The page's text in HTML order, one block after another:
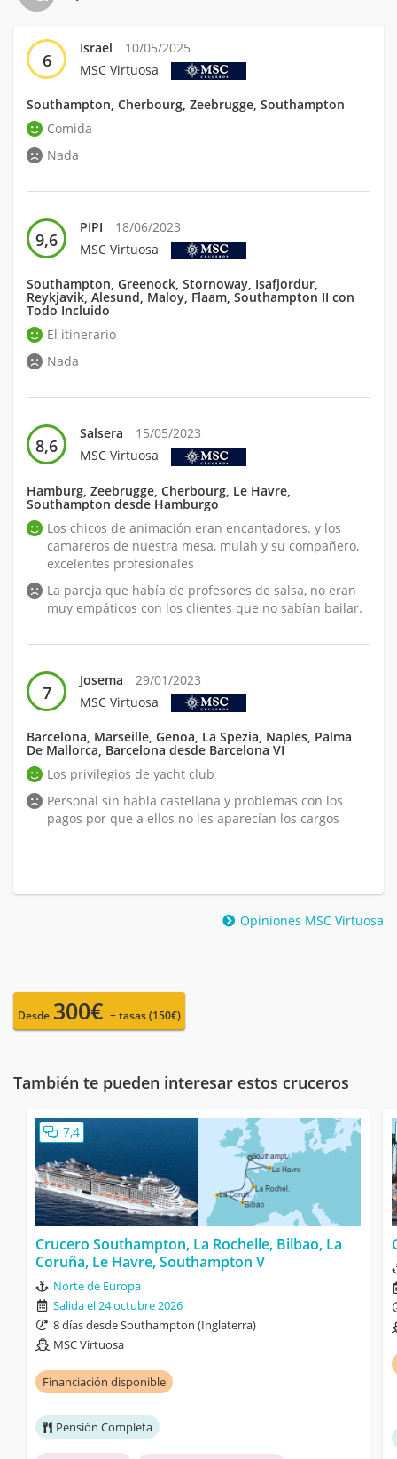
6
Israel
10/05/2025
MSC Virtuosa
Southampton, Cherbourg, Zeebrugge, Southampton
Comida
Nada
9,6
PIPI
18/06/2023
MSC Virtuosa
Southampton, Greenock, Stornoway, Isafjordur,
Reykjavik, Alesund, Maloy, Flaam, Southampton II con
Todo Incluido
El itinerario
Nada
8,6
Salsera
15/05/2023
MSC Virtuosa
Hamburg, Zeebrugge, Cherbourg, Le Havre,
Southampton desde Hamburgo
Los chicos de animación eran encantadores. y los
camareros de nuestra mesa, mulah y su compañero,
excelentes profesionales
La pareja que había de profesores de salsa, no eran
muy empáticos con los clientes que no sabían bailar.
7
Josema
29/01/2023
MSC Virtuosa
Barcelona, Marseille, Genoa, La Spezia, Naples, Palma
De Mallorca, Barcelona desde Barcelona VI
Los privilegios de yacht club
Personal sin habla castellana y problemas con los
pagos por que a ellos no les aparecían los cargos
Opiniones MSC Virtuosa
Desde 300€ + tasas (150€)
También te pueden interesar estos cruceros
7,4
Crucero Southampton, La Rochelle, Bilbao, La
Coruña, Le Havre, Southampton V
Norte de Europa
Salida el 24 octubre 2026
8 días desde Southampton (Inglaterra)
MSC Virtuosa
Financiación disponible
Pensión Completa